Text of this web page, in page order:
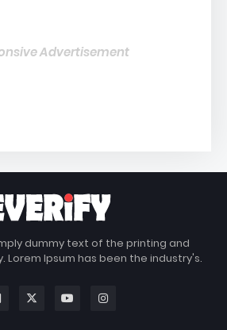
Advertisement
dummy text of the printing and
Lorem Ipsum has been the industry's.